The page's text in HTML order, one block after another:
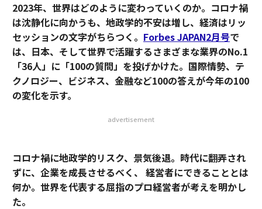
2023年、世界はどのように変わっていくのか。コロナ禍
は沈静化に向かうも、地政学的不安は増し、経済はリッ
セッションの文字がちらつく。 Forbes JAPAN2月号で
は、日本、そして世界で活躍するさまざまな業界のNo.1
「36人」に「100の質問」を投げかけた。国際情勢、テ
クノロジー、ビジネス、金融など100の答えが今年の100
の変化を示す。
advertisement
コロナ禍に地政学的リスク、景気後退。時代に翻弄され
ずに、企業を成長させるべく、 経営者にできることとは
何か。世界を代表する屈指のプロ経営者が考えを明かし
た。